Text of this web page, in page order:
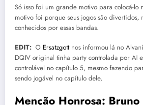
Só isso foi um grande motivo para colocá-lo
motivo foi porque seus jogos são divertidos,
conhecidos por essas bandas.
EDIT: O Ersatzgottnos informou lá no
DQIV original tinha party controlada por AI
controlável no capítulo 5, mesmo fazendo
sendo jogável no capítulo dele,
Menção Honrosa: Bruno